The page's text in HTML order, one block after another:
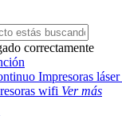
correctamente
Impresoras láser
wifi Ver más